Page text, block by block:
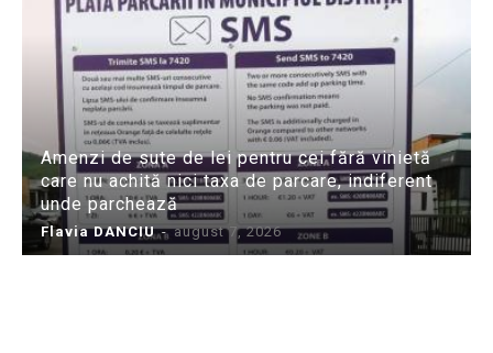
Amenzi de sute de lei pentru cei fără vinietă
care nu achită nici taxa de parcare, indiferent
unde parchează
Flavia DANCIU - august 7, 2026